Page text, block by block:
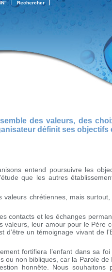
Rechercher
des valeurs, des
définit ses objectifs
entend poursuivre les
que les autres
chrétiennes, mais
contacts et les échanges
valeurs, leur amour pour le Père
d’être un témoignage vivant de
fortifiera l’enfant dans sa
ou non bibliques, car la Parole
honnête. Nous souhaitons